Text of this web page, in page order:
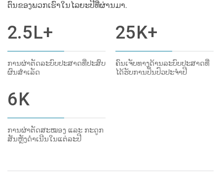
ຕົນຂອງພວກເຮົາໃນໄລຍະປີທີ່ຜ່ານມາ.
2.5L+
ການຜ່າຕັດລະບົບປະສາດທີ່ປະສົບ
ຜົນສຳເລັດ
25K+
ຄົນເຈັບທາງດ້ານລະບົບປະສາດທີ່
ໄດ້ຮັບການປິ່ນປົວປະຈຳປີ
6K
ການຜ່າຕັດສະໝອງ ແລະ ກະດູກ
ສັນຫຼັງດຳເນີນໃນແຕ່ລະປີ